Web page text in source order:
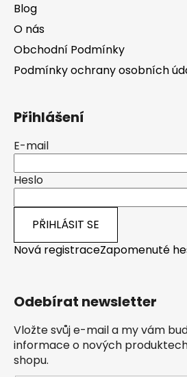
Blog
O nás
Obchodní Podmínky
Podmínky ochrany osobních
Přihlášení
E-mail
Heslo
PŘIHLÁSIT SE
Nová registraceZapomenuté
Odebírat newsletter
Vložte svůj e-mail a my vám
informace o nových
shopu.